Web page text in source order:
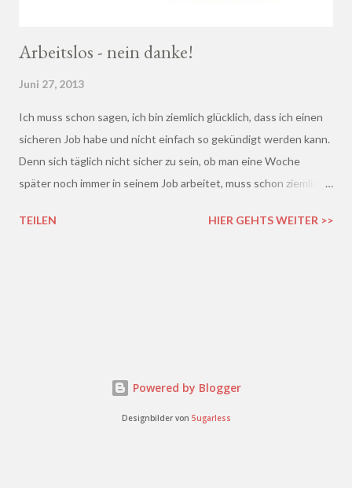
Arbeitslos - nein danke!
Juni 27, 2013
Ich muss schon sagen, ich bin ziemlich glücklich, dass ich einen
sicheren Job habe und nicht einfach so gekündigt werden kann.
Denn sich täglich nicht sicher zu sein, ob man eine Woche
später noch immer in seinem Job arbeitet, muss schon ziemlich
derzeitigen Situation kommt es ja leider gar nicht so wenig vor,
TEILEN HIER GEHTS WEITER >>
Powered by Blogger
Designbilder von 5ugarless